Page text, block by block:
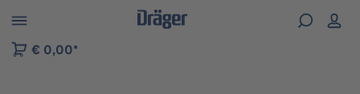
der B2B-Plattform springen
€ 0,00*